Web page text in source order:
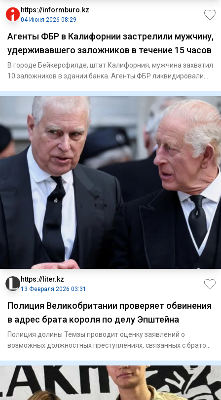
https://informburo.kz
04 Июня 2026 08:29
Агенты ФБР в Калифорнии застрелили мужчину,
удерживавшего заложников в течение 15 часов
В городе Бейкерсфилде, штат Калифорния, мужчина захватил
10 заложников в здании банка. Агенты ФБР ликвидировали
https://liter.kz
13 Февраля 2026 03:31
Полиция Великобритании проверяет обвинения
в адрес брата короля по делу Эпштейна
Полиция долины Темзы проводит оценку заявлений о
возможных должностных преступлениях, связанных с братом